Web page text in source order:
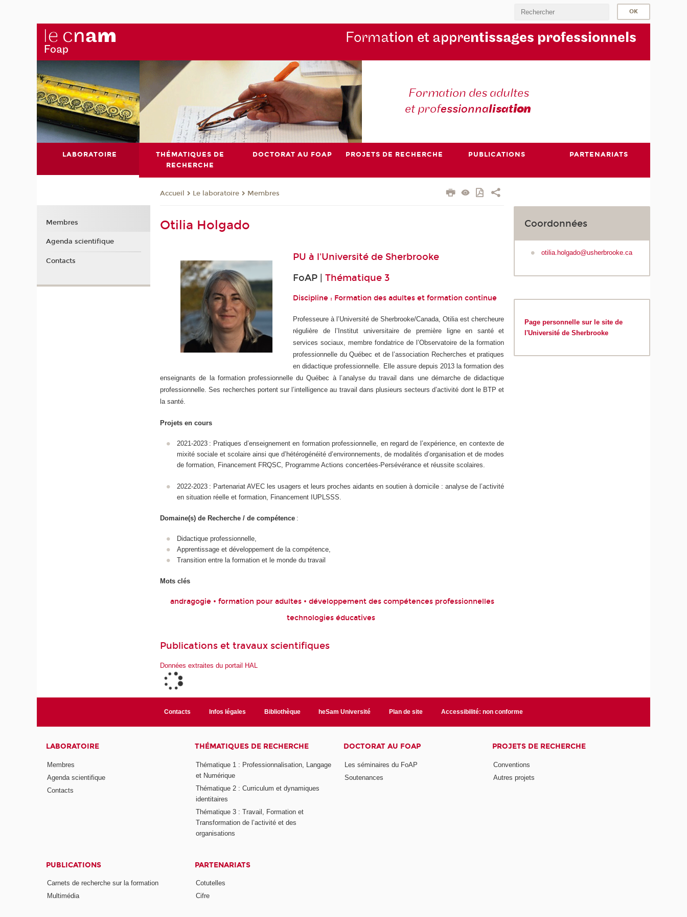
Formation et apprentissages professionnels
Formation des adultes
et professionnalisation
LABORATOIRE
THÉMATIQUES DE
RECHERCHE
DOCTORAT AU FOAP PROJETS DE RECHERCHE PUBLICATIONS PARTENARIATS
Accueil Le laboratoire Membres
Otilia Holgado
PU à l'Université de Sherbrooke
FoAP |Thématique 3
Discipline : Formation des adultes et formation continue
Professeure à l’Université de Sherbrooke/Canada, Otilia est chercheure
régulière de l’Institut universitaire de première ligne en santé et
services sociaux, membre fondatrice de l’Observatoire de la formation
professionnelle du Québec et de l’association Recherches et pratiques
en didactique professionnelle. Elle assure depuis 2013 la formation des
enseignants de la formation professionnelle du Québec à l’analyse du travail dans une démarche de didactique
professionnelle. Ses recherches portent sur l’intelligence au travail dans plusieurs secteurs d’activité dont le BTP et
la santé.
Projets en cours
2021-2023 : Pratiques d’enseignement en formation professionnelle, en regard de l’expérience, en contexte de
mixité sociale et scolaire ainsi que d’hétérogénéité d’environnements, de modalités d’organisation et de modes
de formation, Financement FRQSC, Programme Actions concertées-Persévérance et réussite scolaires.
2022-2023 : Partenariat AVEC les usagers et leurs proches aidants en soutien à domicile : analyse de l’activité
en situation réelle et formation, Financement IUPLSSS.
Domaine(s) de Recherche / de compétence :
Didactique professionnelle,
Apprentissage et développement de la compétence,
Transition entre la formation et le monde du travail
Mots clés
andragogie • formation pour adultes • développement des compétences professionnelles
technologies éducatives
Publications et travaux scientifiques
Données extraites du portail HAL
Coordonnées
otilia.holgado@usherbrooke.ca
Page personnelle sur le site de
l'Université de Sherbrooke
Membres
Agenda scientifique
Contacts
Contacts Infos légales Bibliothèque heSam Université Plan de site Accessibilité: non conforme
LABORATOIRE
Membres
Agenda scientifique
Contacts
THÉMATIQUES DE RECHERCHE
Thématique 1 : Professionnalisation, Langage
et Numérique
Thématique 2 : Curriculum et dynamiques
identitaires
Thématique 3 : Travail, Formation et
Transformation de l’activité et des
organisations
DOCTORAT AU FOAP
Les séminaires du FoAP
Soutenances
PROJETS DE RECHERCHE
Conventions
Autres projets
PUBLICATIONS
Carnets de recherche sur la formation
Multimédia
PARTENARIATS
Cotutelles
Cifre